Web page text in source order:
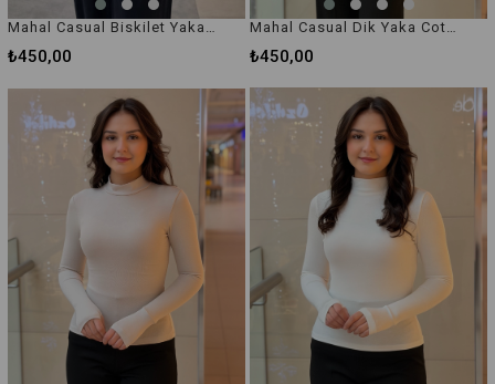
Mahal Casual Biskilet Yaka Cotton İçlik Body
₺450,00
Mahal Casual Dik Yaka Cotton İçlik Body
₺450,00